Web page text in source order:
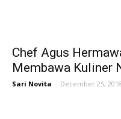
Chef Agus
Membawa Kuliner
Sari Novita - December 25, 2018